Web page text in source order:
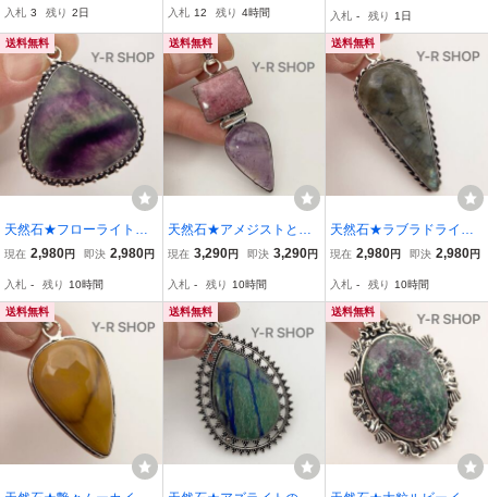
ャーム □YL7368
入札 3 残り 2日
ジュエリー ブルー EA7/ U
262
入札 12 残り 4時間 入札 - 残り 1日
送料無料
天然石★フローライトの
アンティーク調ペンダン
ンズネックレスシルバー
カラーストーンエスニッ
ク新品宝石Y-RSHOP
現在 2,980円 即決 2,980円
入札 - 残り 10時間
送料無料
天然石★アメジストとロ
ドナイトのアンティーク
ディースメンズネックレ
スシルバー925刻印エス
ニック新品宝石Y-R卸売
現在 3,290円 即決 3,290円
入札 - 残り 10時間
送料無料
天然石★ラブラドライト
のアンティーク調ペンダ
メンズネックレスシルバ
ー925刻印エスニックア
ジアン雑貨新品宝石
現在 2,980円 即決 2,980円
入札 - 残り 10時間
送料無料 送料無料 送料無料